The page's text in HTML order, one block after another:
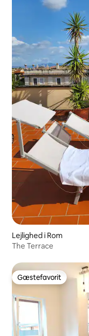
Lejlighed i Rom
The Terrace
Gæstefavorit
Gæstefavorit